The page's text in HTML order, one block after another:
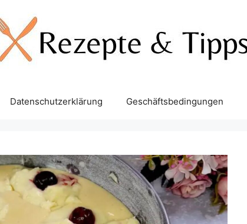
Datenschutzerklärung Geschäftsbedingungen